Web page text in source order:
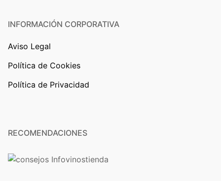
INFORMACIÓN CORPORATIVA
Aviso Legal
Política de Cookies
Política de Privacidad
RECOMENDACIONES